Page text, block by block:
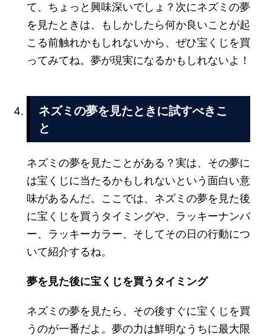
て、ちょっと興味深いでしょ？次にネズミの夢
を見たときは、もしかしたら何か良いことが起
こる前触れかもしれないから、ぜひ宝くじを買
ってみてね。夢が現実になるかもしれないよ！
ネズミの夢を見たときに試すべきこ
と
ネズミの夢を見たことがある？実は、その夢に
は宝くじに当たるかもしれないという面白い意
味があるんだ。ここでは、ネズミの夢を見た後
に宝くじを買うタイミングや、ラッキーナンバ
ー、ラッキーカラー、そしてその日の行動につ
いて紹介するね。
夢を見た後に宝くじを買うタイミング
ネズミの夢を見たら、その後すぐに宝くじを買
うのが一番だよ。夢の力は鮮明なうちに最大限